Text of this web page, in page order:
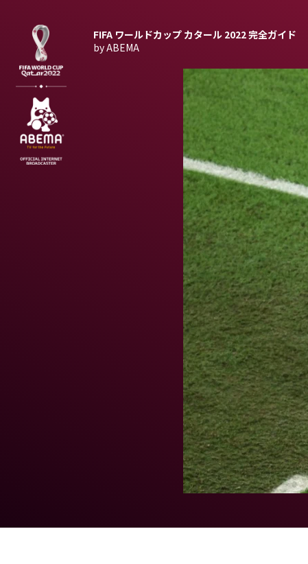
FIFA ワールドカップ カタール 2022完全ガイド
by ABEMA